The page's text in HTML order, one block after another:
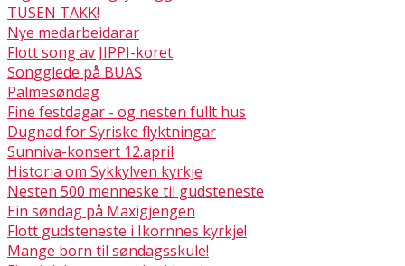
TUSEN TAKK!
Nye medarbeidarar
Flott song av JIPPI-koret
Songglede på BUAS
Palmesøndag
Fine festdagar - og nesten fullt hus
Dugnad for Syriske flyktningar
Sunniva-konsert 12.april
Historia om Sykkylven kyrkje
Nesten 500 menneske til gudsteneste
Ein søndag på Maxigjengen
Flott gudsteneste i Ikornnes kyrkje!
Mange born til søndagsskule!